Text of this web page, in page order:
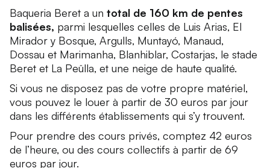
Baqueria Beret a un total de 160 km de pentes
balisées, parmi lesquelles celles de Luis Arias, El
Mirador y Bosque, Argulls, Muntayó, Manaud,
Dossau et Marimanha, Blanhiblar, Costarjas, le stade
Beret et La Peülla, et une neige de haute qualité.
Si vous ne disposez pas de votre propre matériel,
vous pouvez le louer à partir de 30 euros par jour
dans les différents établissements qui s’y trouvent.
Pour prendre des cours privés, comptez 42 euros
de l’heure, ou des cours collectifs à partir de 69
euros par jour.